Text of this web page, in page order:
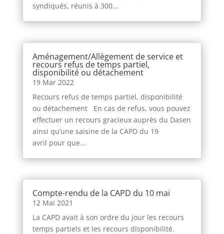
syndiqués, réunis à 300...
Aménagement/Allègement de service et
recours refus de temps partiel,
disponibilité ou détachement
19 Mar 2022
Recours refus de temps partiel, disponibilité
ou détachement En cas de refus, vous pouvez
effectuer un recours gracieux auprès du Dasen
ainsi qu’une saisine de la CAPD du 19
avril pour que...
Compte-rendu de la CAPD du 10 mai
12 Mai 2021
La CAPD avait à son ordre du jour les recours
temps partiels et les recours disponibilité.